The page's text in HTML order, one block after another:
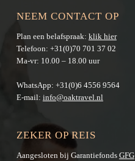
NEEM CONTACT OP
Plan een belafspraak: klik hier
Telefoon: +31(0)70 701 37 02
Ma-vr: 10.00 – 18.00 uur
WhatsApp: +31(0)6 4556 9564
E-mail: info@oaktravel.nl
ZEKER OP REIS
Aangesloten bij Garantiefonds GFG